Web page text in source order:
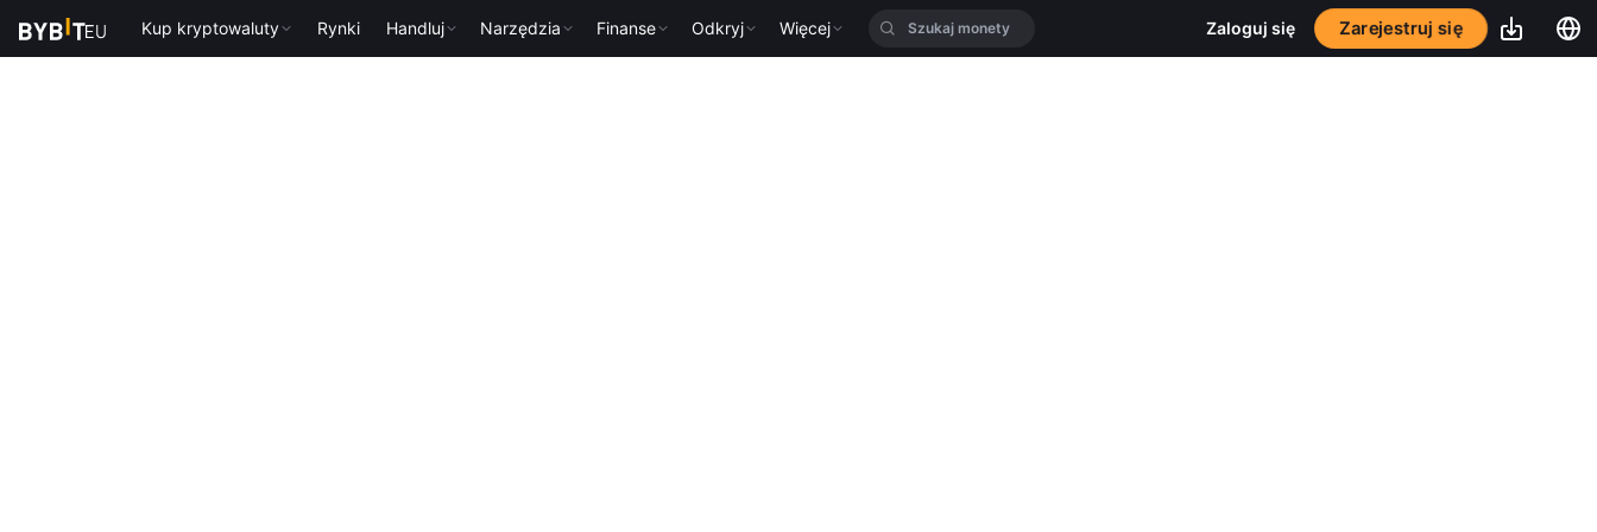
Kup kryptowaluty Rynki Handluj Narzędzia Finanse Odkryj Więcej Zaloguj się Zarejestruj się